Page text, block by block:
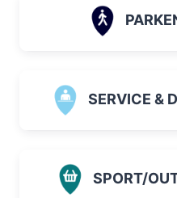
SERVICE &
SPORT/